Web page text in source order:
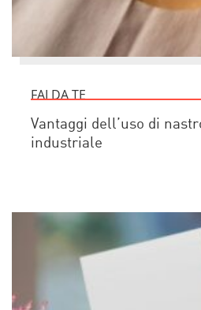
FAI DA TE
Vantaggi dell’uso di
industriale